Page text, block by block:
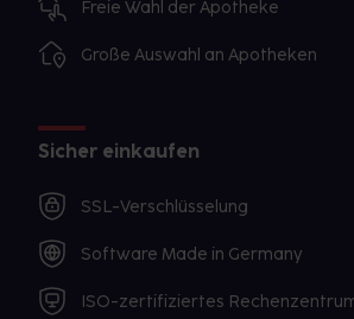
Freie Wahl der Apotheke
Große Auswahl an Apotheken
Sicher einkaufen
SSL-Verschlüsselung
Software Made in Germany
ISO-zertifiziertes